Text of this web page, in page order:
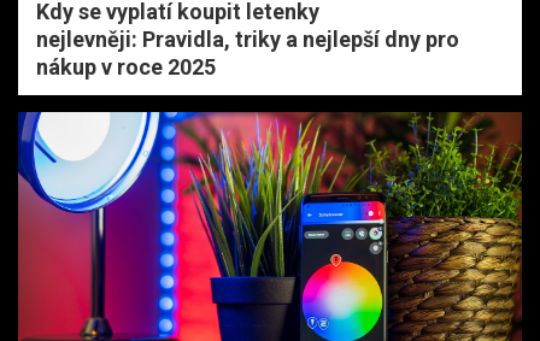
Kdy se vyplatí koupit letenky
nejlevněji: Pravidla, triky a nejlepší dny pro
nákup v roce 2025